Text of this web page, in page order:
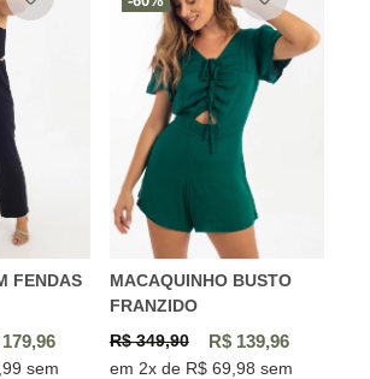
FENDAS
sem
MACAQUINHO BUSTO
FRANZIDO
R$ 349,90
R$ 139,96
em 2x de R$ 69,98 sem